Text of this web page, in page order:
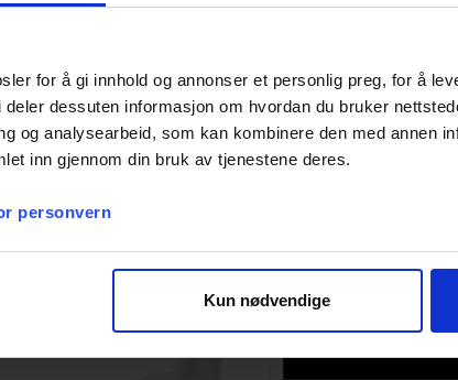
for å gi innhold og annonser et personlig preg, for å
dessuten informasjon om hvordan du bruker
og analysearbeid, som kan kombinere den med annen
inn gjennom din bruk av tjenestene deres.
personvern
Kun nødvendige
lager: 1 204,-